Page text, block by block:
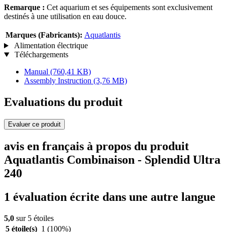
Remarque : Cet aquarium et ses équipements sont exclusivement
destinés à une utilisation en eau douce.
Marques (Fabricants): Aquatlantis
Alimentation électrique
Téléchargements
Manual (760,41 KB)
Assembly Instruction (3,76 MB)
Evaluations du produit
Evaluer ce produit
avis en français à propos du produit
Aquatlantis Combinaison - Splendid Ultra
240
1 évaluation écrite dans une autre langue
5,0 sur 5 étoiles
5 étoile(s) 1 (100%)